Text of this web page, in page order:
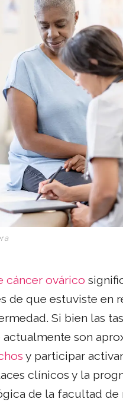
cáncer ovárico
de que estuviste en
Si bien las
son
y participar
clínicos y la
de la facultad de